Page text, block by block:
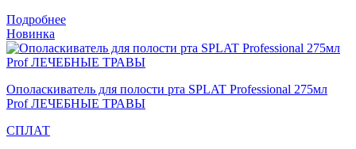
Подробнее
Новинка
Ополаскиватель для полости рта SPLAT Professional 275мл
Prof ЛЕЧЕБНЫЕ ТРАВЫ
СПЛАТ